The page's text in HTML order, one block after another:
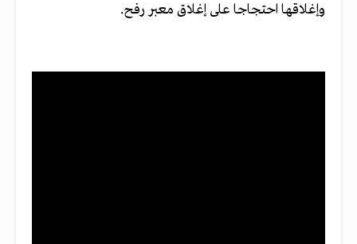
وإغلاقها احتجاجا على إغلاق معبر رفح.